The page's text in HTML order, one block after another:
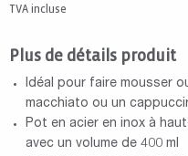
TVA incluse
Plus de détails produit
Idéal pour faire mousser
macchiato ou un
Pot en acier en inox à
avec un volume de 400 ml